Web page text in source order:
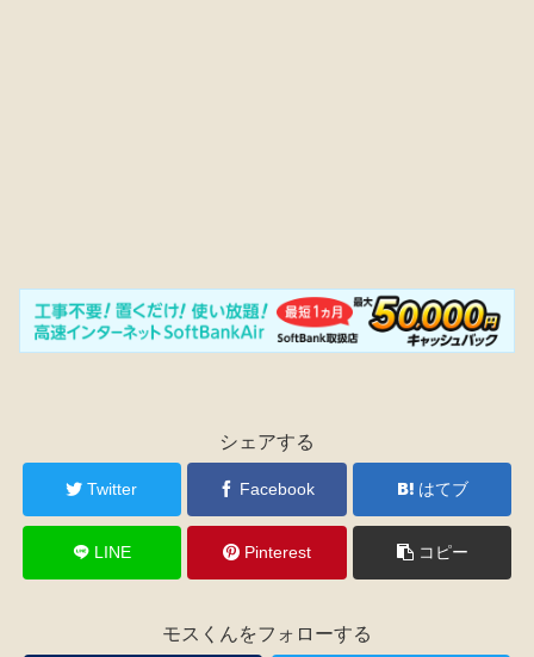
シェアする
Twitter Facebook はてブ
LINE Pinterest コピー
モスくんをフォローする